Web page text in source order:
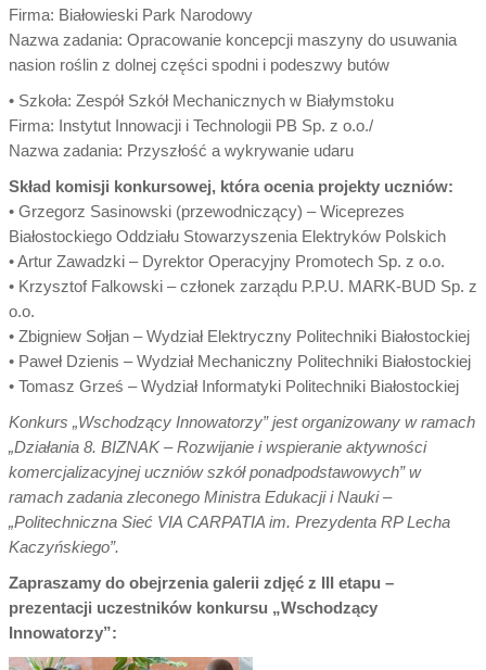
Firma: Białowieski Park Narodowy
Nazwa zadania: Opracowanie koncepcji maszyny do usuwania
nasion roślin z dolnej części spodni i podeszwy butów
• Szkoła: Zespół Szkół Mechanicznych w Białymstoku
Firma: Instytut Innowacji i Technologii PB Sp. z o.o./
Nazwa zadania: Przyszłość a wykrywanie udaru
Skład komisji konkursowej, która ocenia projekty uczniów:
• Grzegorz Sasinowski (przewodniczący) – Wiceprezes
Białostockiego Oddziału Stowarzyszenia Elektryków Polskich
• Artur Zawadzki – Dyrektor Operacyjny Promotech Sp. z o.o.
• Krzysztof Falkowski – członek zarządu P.P.U. MARK-BUD Sp. z
o.o.
• Zbigniew Sołjan – Wydział Elektryczny Politechniki Białostockiej
• Paweł Dzienis – Wydział Mechaniczny Politechniki Białostockiej
• Tomasz Grześ – Wydział Informatyki Politechniki Białostockiej
Konkurs „Wschodzący Innowatorzy” jest organizowany w ramach
„Działania 8. BIZNAK – Rozwijanie i wspieranie aktywności
komercjalizacyjnej uczniów szkół ponadpodstawowych” w
ramach zadania zleconego Ministra Edukacji i Nauki –
„Politechniczna Sieć VIA CARPATIA im. Prezydenta RP Lecha
Kaczyńskiego”.
Zapraszamy do obejrzenia galerii zdjęć z III etapu –
prezentacji uczestników konkursu „Wschodzący
Innowatorzy”: